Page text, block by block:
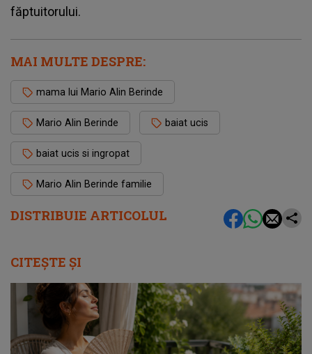
DISTRIBUIE ARTICOLUL
făptuitorului.
MAI MULTE DESPRE:
mama lui Mario Alin Berinde
Mario Alin Berinde baiat ucis
baiat ucis si ingropat
Mario Alin Berinde familie
CITEȘTE ȘI